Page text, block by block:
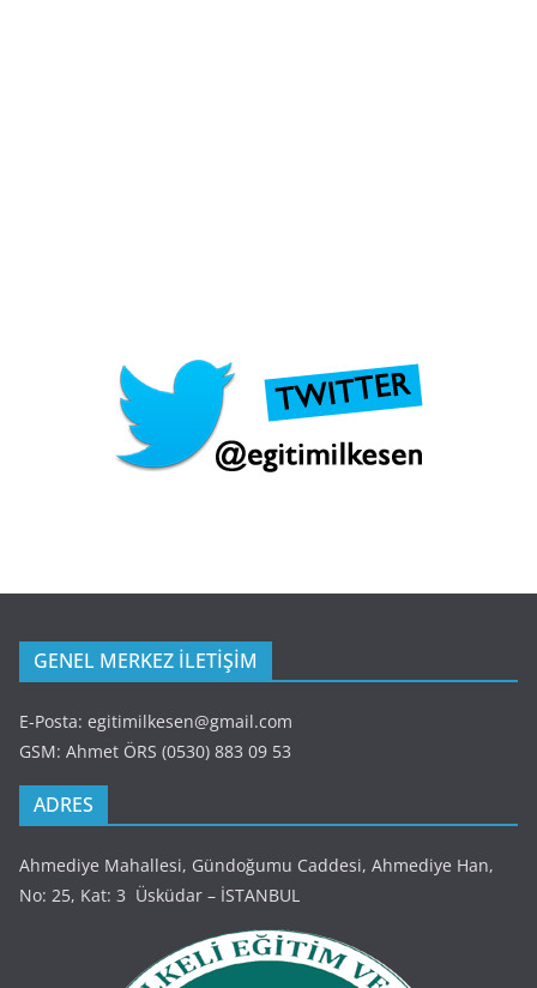
GENEL MERKEZ İLETİŞİM
E-Posta: egitimilkesen@gmail.com
GSM: Ahmet ÖRS (0530) 883 09 53
ADRES
Ahmediye Mahallesi, Gündoğumu Caddesi, Ahmediye Han,
No: 25, Kat: 3 Üsküdar – İSTANBUL